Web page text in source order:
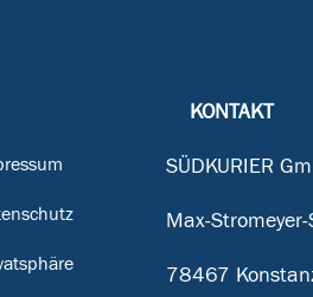
KONTAKT
SÜDKURIER
Max-
78467